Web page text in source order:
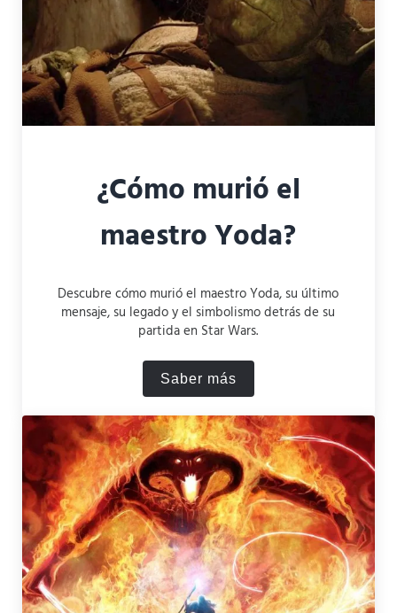
¿Cómo murió el
maestro Yoda?
Descubre cómo murió el maestro Yoda, su último
mensaje, su legado y el simbolismo detrás de su
partida en Star Wars.
Saber más¿Cómo murió el maestro